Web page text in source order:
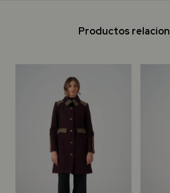
Productos